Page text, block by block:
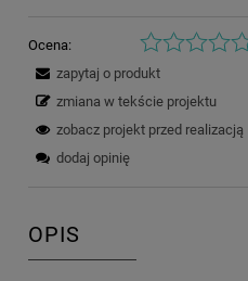
Ocena:
zapytaj o produkt
zmiana w tekście projektu
zobacz projekt przed realizacją
dodaj opinię
OPIS